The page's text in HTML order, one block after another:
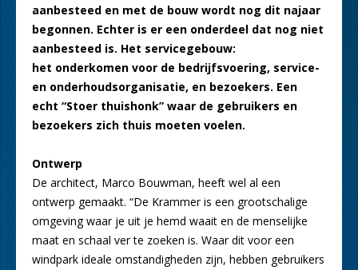
aanbesteed en met de bouw wordt nog dit najaar
begonnen. Echter is er een onderdeel dat nog niet
aanbesteed is. Het servicegebouw:
het onderkomen voor de bedrijfsvoering, service-
en onderhoudsorganisatie, en bezoekers. Een
echt “Stoer thuishonk” waar de gebruikers en
bezoekers zich thuis moeten voelen.
Ontwerp
De architect, Marco Bouwman, heeft wel al een
ontwerp gemaakt. “De Krammer is een grootschalige
omgeving waar je uit je hemd waait en de menselijke
maat en schaal ver te zoeken is. Waar dit voor een
windpark ideale omstandigheden zijn, hebben gebruikers